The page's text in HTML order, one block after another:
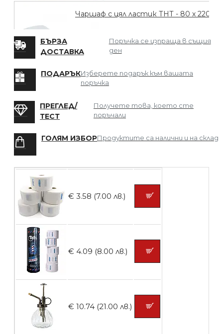
Чаршаф с цял ластик ТНТ - 80 х 220
Четка за боядисване
броя
БЪРЗА
ДОСТАВКА
Поръчка се изпраща в същия
ден
ПОДАРЪКИзберете подарък към вашата
поръчка
ПРЕГЛЕД/
ТЕСТ
Получете това, което сте
поръчали
ГОЛЯМ ИЗБОРПродуктите са налични и на склад
€ 3.58 (7.00 лв.)
€ 4.09 (8.00 лв.)
€ 10.74 (21.00 лв.)